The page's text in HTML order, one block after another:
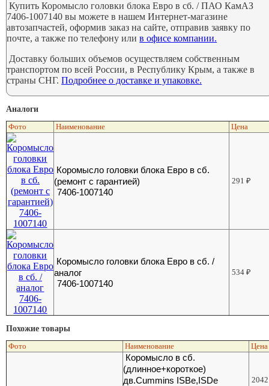
Купить Коромысло головки блока Евро в сб. / ПАО КамАЗ
7406-1007140 вы можете в нашем Интернет-магазине
автозапчастей, оформив заказ на сайте, отправив заявку по
почте, а также по телефону илив офисе компании.
Доставку больших объемов осуществляем собственным
транспортом по всей России, в Республику Крым, а также в
страны СНГ.Подробнее о доставке и упаковке.
Аналоги
Фото Наименование Цена
Коромысло головки блока Евро в сб.
(ремонт с гарантией)
7406-1007140
291₽
Коромысло головки блока Евро в сб. /
аналог
7406-1007140
534₽
Похожие товары
Фото Наименование Цена
Коромысло в сб.
(длинное+короткое)
дв.Cummins ISBe,ISDe
2042